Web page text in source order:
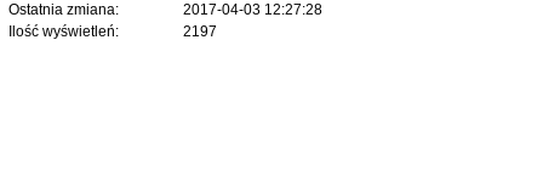
Ostatnia zmiana:
2017-04-03 12:27:28
Ilość wyświetleń:
2197